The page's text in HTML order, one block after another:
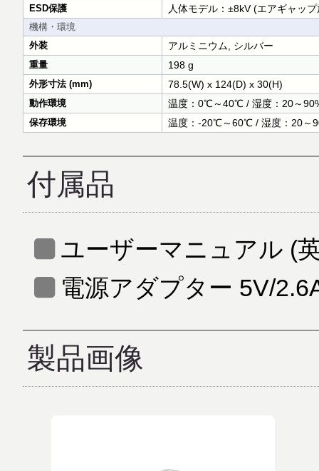
ESD保護 人体モデル：±8kV (エアギャッ
機構・環境
外装
アルミニウム, シルバー
重量 198 g
外形寸法 (mm) 78.5(W) x 124(D) x 30(H)
動作環境 温度：0℃～40℃ / 湿度：20～
保存環境 温度：-20℃～60℃ / 湿度：20～
付属品
ユーザーマニュアル (
電源アダプター 5V/
製品画像